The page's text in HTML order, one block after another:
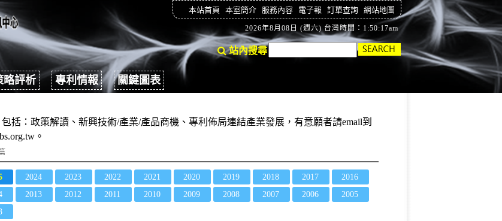
本站首頁 本室簡介 服務內容 電子報 訂單查詢 網站地圖
2026年8月08日 (週六) 台灣時間：1:50:18am
站內搜尋
略評析 專利情報 關鍵圖表
包括：政策解讀、新興技術/產業/產品商機、專利佈局連結產業發展，有意願者請email到
。
2024 2023 2022 2021 2020 2019 2018 2017
2016
2013 2012 2011 2010 2009 2008 2007 2006
2005